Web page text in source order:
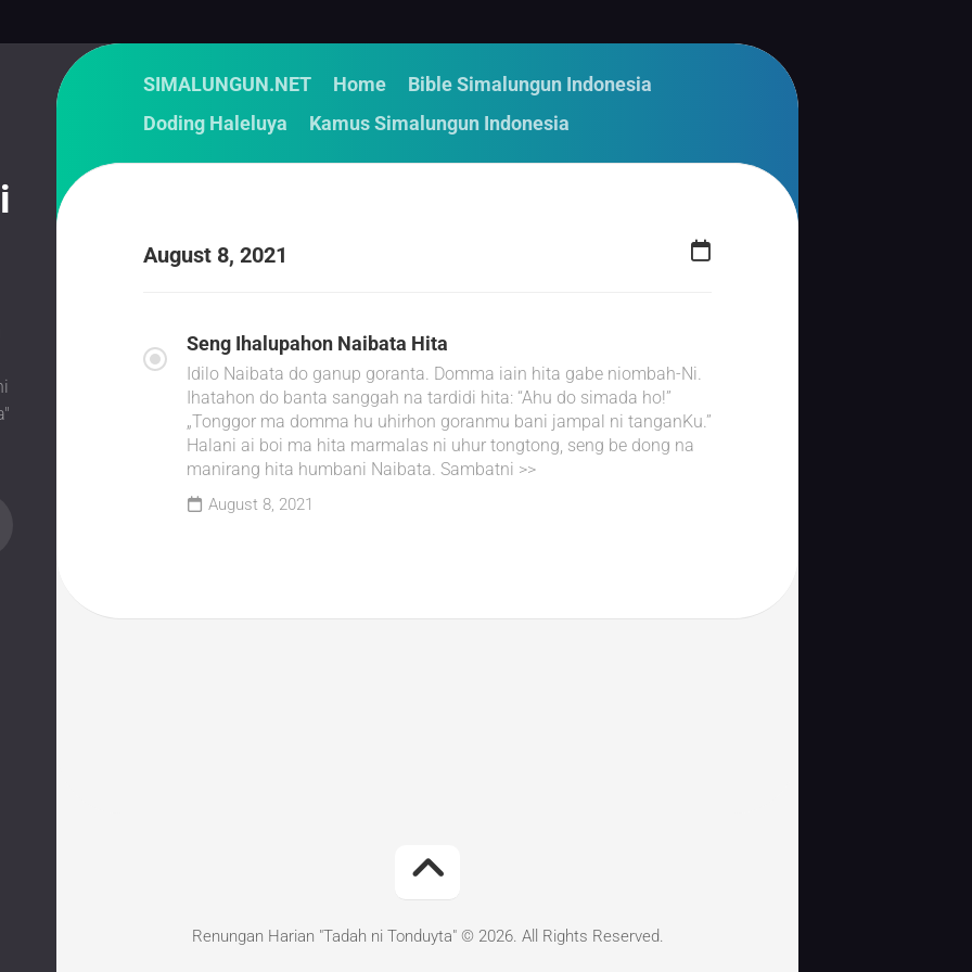
SIMALUNGUN.NET Home
Bible Simalungun Indonesia
Doding Haleluya
Kamus Simalungun Indonesia
August 8, 2021
Seng Ihalupahon Naibata Hita
Idilo Naibata do ganup goranta. Domma iain hita gabe niombah-Ni.
Ihatahon do banta sanggah na tardidi hita: “Ahu do simada ho!”
„Tonggor ma domma hu uhirhon goranmu bani jampal ni tanganKu.”
Halani ai boi ma hita marmalas ni uhur tongtong, seng be dong na
manirang hita humbani Naibata. Sambatni >>
August 8, 2021
Renungan Harian "Tadah ni Tonduyta" © 2026. All Rights Reserved.